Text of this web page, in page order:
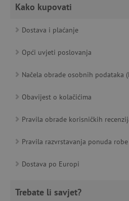
Kako kupovati
Dostava i plaćanje
Opći uvjeti poslovanja
Načela obrade osobnih podataka
Obavijest o kolačićima
Pravila obrade korisničkih
Pravila razvrstavanja ponuda robe
Dostava po Europi
Trebate li savjet?